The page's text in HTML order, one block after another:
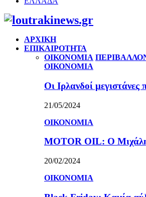
Facebook
Twitter
Instagram
Pinterest
Youtube
ΑΡΧΙΚΗ
ΕΠΙΚΑΙΡΟΤΗΤΑ
ΟΙΚΟΝΟΜΙΑ
ΟΙΚΟΝΟΜΙΑ
Οι Ιρλανδοί
21/05/2024
ΟΙΚΟΝΟΜΙΑ
MOTOR OIL: Ο
20/02/2024
ΟΙΚΟΝΟΜΙΑ